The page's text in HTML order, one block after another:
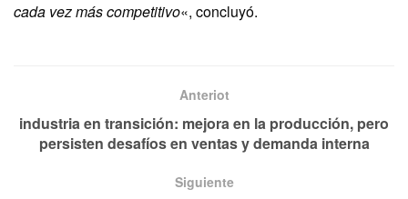
cada vez más competitivo«, concluyó.
Anteriot
industria en transición: mejora en la producción, pero
persisten desafíos en ventas y demanda interna
Siguiente